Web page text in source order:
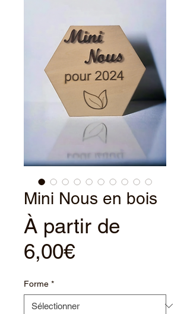
Mini Nous en bois
À partir de
6,00€Prix
Forme *